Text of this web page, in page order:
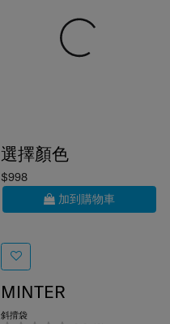
選擇顏色
$998
加到購物車
MINTER
斜揹袋